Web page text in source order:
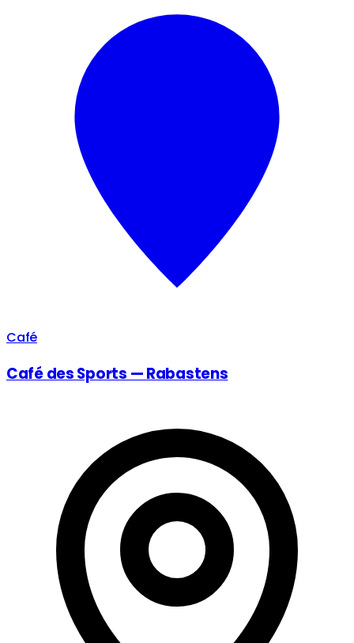
Café
Café des Sports — Rabastens